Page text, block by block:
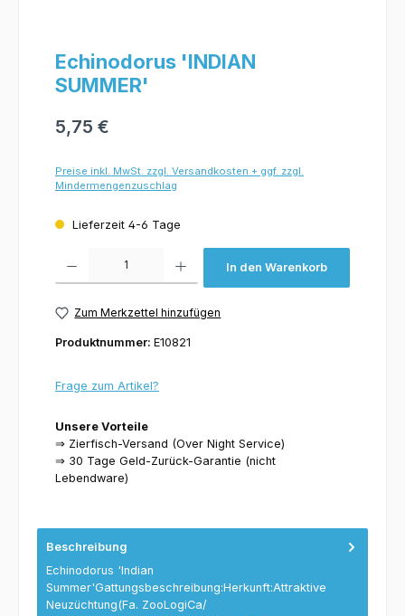
Echinodorus 'INDIAN
SUMMER'
5,75 €
Preise inkl. MwSt. zzgl. Versandkosten + ggf. zzgl.
Mindermengenzuschlag
Lieferzeit 4-6 Tage
In den Warenkorb
Zum Merkzettel hinzufügen
Produktnummer: E10821
Frage zum Artikel?
Unsere Vorteile
⇒ Zierfisch-Versand (Over Night Service)
⇒ 30 Tage Geld-Zurück-Garantie (nicht
Lebendware)
Beschreibung
Echinodorus 'Indian
Summer'Gattungsbeschreibung:Herkunft:Attraktive
Neuzüchtung(Fa. ZooLogiCa/